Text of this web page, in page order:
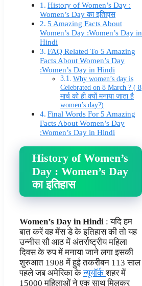
History of Women’s Day :
Women’s Day का इतिहास
5 Amazing Facts About
Women’s Day :Women’s Day in
Hindi
FAQ Related To 5 Amazing
Facts About Women’s Day
:Women’s Day in Hindi
Why women’s day is
Celebrated on 8 March ? ( 8
मार्च को ही क्यों मनाया जाता है
women’s day?)
Final Words For 5 Amazing
Facts About Women’s Day
:Women’s Day in Hindi
History of Women’s
Day : Women’s Day
का इतिहास
Women’s Day in Hindi : यदि हम
बात करें वह मेंस डे के इतिहास की तो यह
उन्नीस सौ आठ में अंतर्राष्ट्रीय महिला
दिवस के रुप में मनाया जाने लगा इसकी
शुरुआत 1908 में हुई तकरीबन 113 साल
पहले जब अमेरिका केन्यूयॉर्कशहर में
15000 महिलाओं ने एक साथ मिलकर